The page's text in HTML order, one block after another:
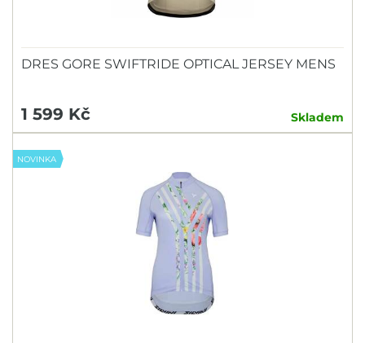
DRES GORE SWIFTRIDE OPTICAL JERSEY MENS
1 599 Kč Skladem
NOVINKA